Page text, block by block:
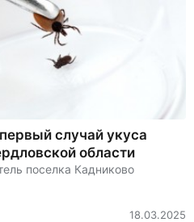
случай укуса
области
поселка Кадниково
18.03.2025